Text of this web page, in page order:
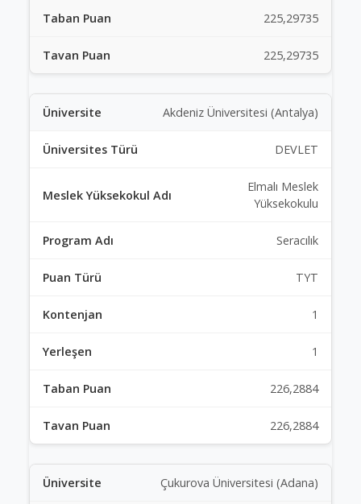
225,29735
225,29735
Akdeniz Üniversitesi (Antalya)
DEVLET
Elmalı Meslek
Yüksekokulu
Seracılık
TYT
1
1
226,2884
226,2884
Çukurova Üniversitesi (Adana)